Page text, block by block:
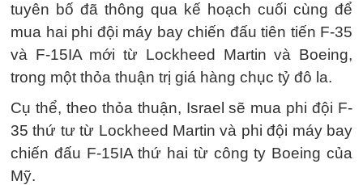
tuyên bố đã thông qua kế hoạch cuối cùng để
mua hai phi đội máy bay chiến đấu tiên tiến F-35
và F-15IA mới từ Lockheed Martin và Boeing,
trong một thỏa thuận trị giá hàng chục tỷ đô la.
Cụ thể, theo thỏa thuận, Israel sẽ mua phi đội F-
35 thứ tư từ Lockheed Martin và phi đội máy bay
chiến đấu F-15IA thứ hai từ công ty Boeing của
Mỹ.